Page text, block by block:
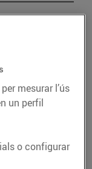
mesurar l’ús
un perfil
o configurar